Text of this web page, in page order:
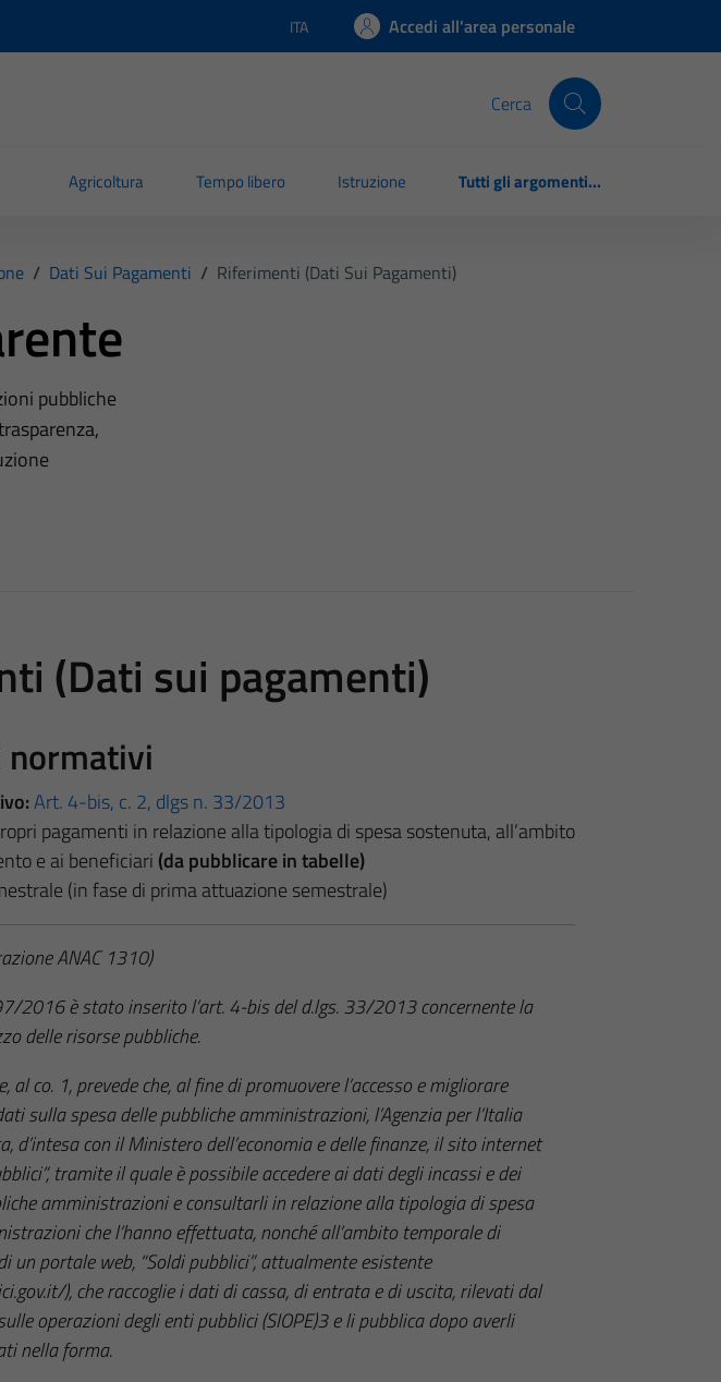
Lingua attiva:
ITA Accedi all'area personale
Cerca
Agricoltura Tempo libero Istruzione Tutti gli argomenti...
/ Dati Sui Pagamenti / Riferimenti (Dati Sui Pagamenti)
pubbliche
(Dati sui pagamenti)
Art. 4-bis, c. 2, dlgs n. 33/2013
pagamenti in relazione alla tipologia di spesa sostenuta, all’ambito
e ai beneficiari (da pubblicare in tabelle)
(in fase di prima attuazione semestrale)
ANAC 1310)
2016 è stato inserito l’art. 4-bis del d.lgs. 33/2013 concernente la
delle risorse pubbliche.
al co. 1, prevede che, al fine di promuovere l’accesso e migliorare
sulla spesa delle pubbliche amministrazioni, l’Agenzia per l’Italia
d’intesa con il Ministero dell’economia e delle finanze, il sito internet
tramite il quale è possibile accedere ai dati degli incassi e dei
amministrazioni e consultarli in relazione alla tipologia di spesa
che l’hanno effettuata, nonché all’ambito temporale di
un portale web, “Soldi pubblici”, attualmente esistente
), che raccoglie i dati di cassa, di entrata e di uscita, rilevati dal
operazioni degli enti pubblici (SIOPE)3 e li pubblica dopo averli
nella forma.